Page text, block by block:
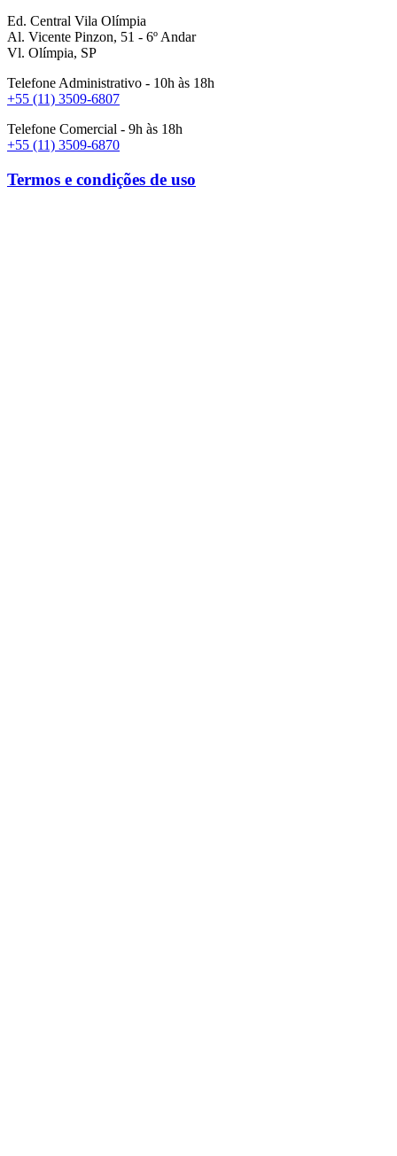
Ed. Central Vila Olímpia
Al. Vicente Pinzon, 51 - 6º Andar
Vl. Olímpia, SP
Telefone Administrativo - 10h às 18h
+55 (11) 3509-6807
Telefone Comercial - 9h às 18h
+55 (11) 3509-6870
Termos e condições de uso